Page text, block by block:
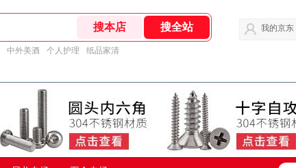
中外美酒 个人护理 纸品家清
我的京东